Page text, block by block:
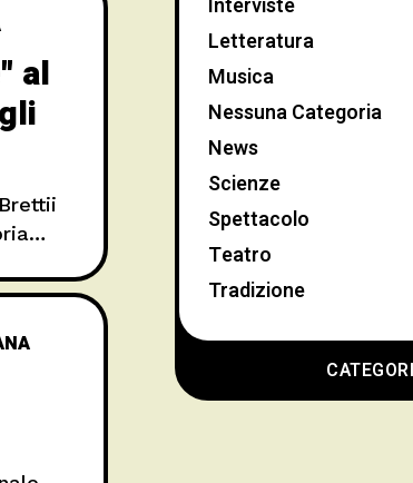
al
Interviste
Letteratura
Musica
Nessuna Categoria
News
Scienze
Spettacolo
Teatro
Tradizione